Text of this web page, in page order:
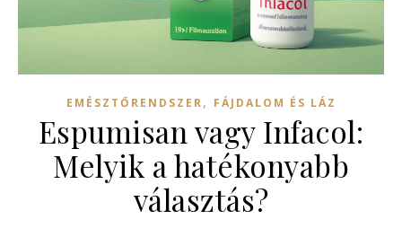
EMÉSZTŐRENDSZER, FÁJDALOM ÉS LÁZ
Espumisan vagy Infacol:
Melyik a hatékonyabb
választás?